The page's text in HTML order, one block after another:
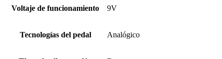
Voltaje de funcionamiento 9V
Tecnologías del pedal Analógico